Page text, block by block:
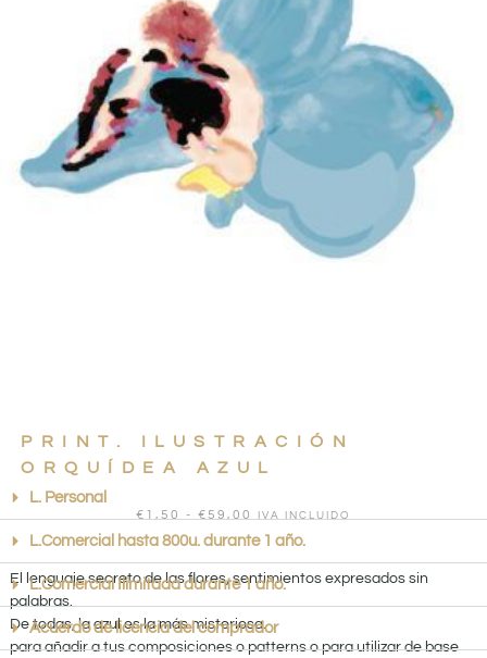
PRINT. ILUSTRACIÓN
ORQUÍDEA AZUL
€ 1,50 - €59,00 IVA INCLUIDO
El lenguaje secreto de las flores, sentimientos expresados sin
palabras.
De todas, la azul es la más misteriosa.
para añadir a tus composiciones o patterns o para utilizar de base
L. Personal
L.Comercial hasta 800u. durante 1 año.
L.Comercial Ilimitada durante 1 año.
Acuerdo de licencia del comprador